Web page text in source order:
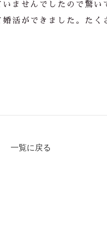
ませんでしたので驚い
活ができました。たく
一覧に戻る